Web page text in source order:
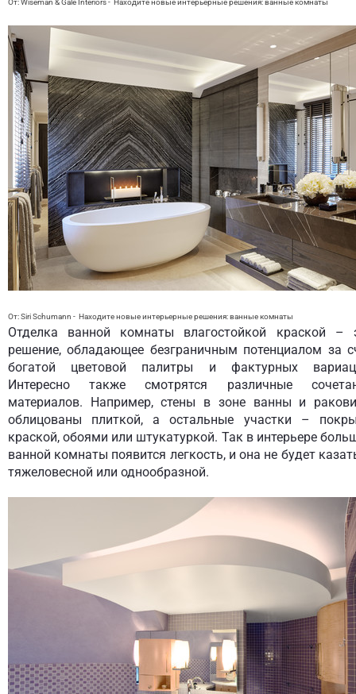
От: Wiseman & Gale Interiors- Находите новые интерьерные решения:ванные комнаты
От: Siri Schumann - Находите новые интерьерные решения:ванные комнаты
Отделка ванной комнаты влагостойкой краской –
решение, обладающее безграничным потенциалом за
богатой цветовой палитры и фактурных
Интересно также смотрятся различные
материалов. Например, стены в зоне ванны и
облицованы плиткой, а остальные участки –
краской, обоями или штукатуркой. Так в интерьере
ванной комнаты появится легкость, и она не будет
тяжеловесной или однообразной.